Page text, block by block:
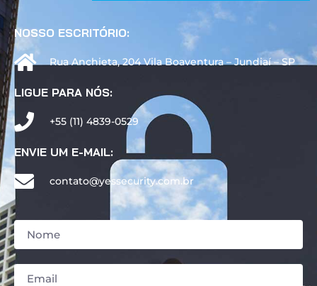
NOSSO ESCRITÓRIO:
Rua Anchieta, 204 Vila Boaventura – Jundiaí – SP
LIGUE PARA NÓS:
+55 (11) 4839-0529
ENVIE UM E-MAIL:
contato@yessecurity.com.br